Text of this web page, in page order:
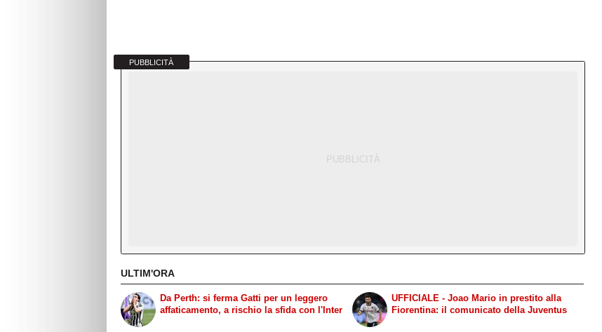
PUBBLICITÀ
ULTIM'ORA
Da Perth: si ferma Gatti per un leggero
affaticamento, a rischio la sfida con l'Inter
UFFICIALE - Joao Mario in prestito alla
Fiorentina: il comunicato della Juventus